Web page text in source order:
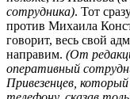
сотрудника). Тот
против Михаила
говорит, весь свой
направим. (От
оперативный
Привезенцев,